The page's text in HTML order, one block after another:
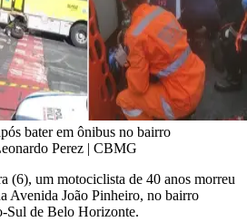
bater em ônibus no bairro
Perez | CBMG
(6), um motociclista de 40 anos morreu
Avenida João Pinheiro, no bairro
Sul de Belo Horizonte.